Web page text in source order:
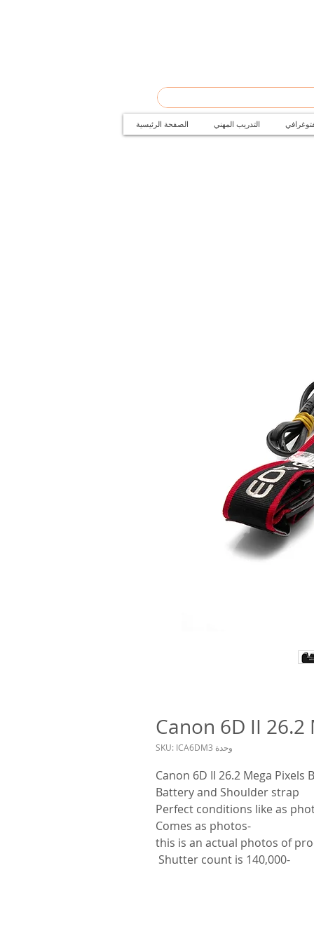
الصفحة الرئيسية التدريب المهني
Canon 6D II 26.2
وحدة SKU: ICA6DM3
Canon 6D II 26.2 Mega
Battery and Shoulder strap
-Comes as photos
-Shutter count is 140,000